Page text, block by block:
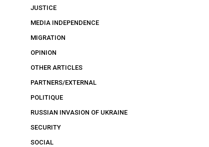
JUSTICE
MEDIA INDEPENDENCE
MIGRATION
OPINION
OTHER ARTICLES
PARTNERS/EXTERNAL
POLITIQUE
RUSSIAN INVASION OF UKRAINE
SECURITY
SOCIAL